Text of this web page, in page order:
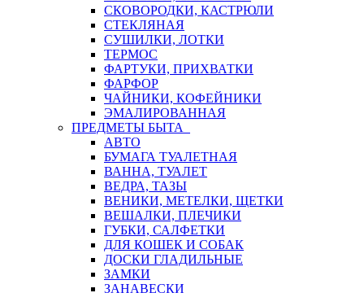
СКОВОРОДКИ, КАСТРЮЛИ
СТЕКЛЯНАЯ
СУШИЛКИ, ЛОТКИ
ТЕРМОС
ФАРТУКИ, ПРИХВАТКИ
ФАРФОР
ЧАЙНИКИ, КОФЕЙНИКИ
ЭМАЛИРОВАННАЯ
ПРЕДМЕТЫ БЫТА
АВТО
БУМАГА ТУАЛЕТНАЯ
ВАННА, ТУАЛЕТ
ВЕДРА, ТАЗЫ
ВЕНИКИ, МЕТЕЛКИ, ЩЕТКИ
ВЕШАЛКИ, ПЛЕЧИКИ
ГУБКИ, САЛФЕТКИ
ДЛЯ КОШЕК И СОБАК
ДОСКИ ГЛАДИЛЬНЫЕ
ЗАМКИ
ЗАНАВЕСКИ